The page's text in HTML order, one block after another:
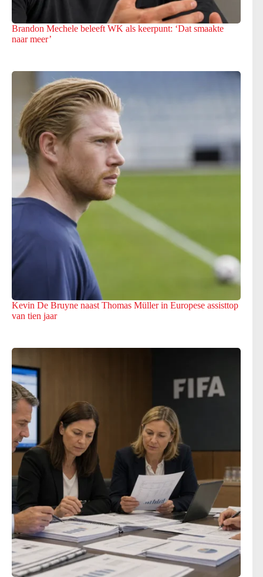
Brandon Mechele beleeft WK als keerpunt: ‘Dat smaakte
naar meer’
Kevin De Bruyne naast Thomas Müller in Europese assisttop
van tien jaar